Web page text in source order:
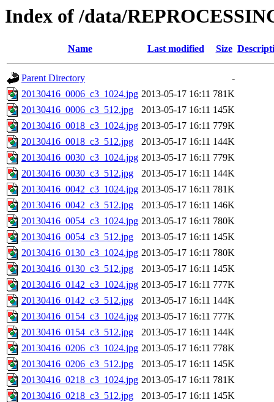
Index of /data/
Name Last modified Size
Parent Directory
-
20130416_0006_c3_1024.jpg 2013-05-17 16:11 781K
20130416_0006_c3_512.jpg
2013-05-17 16:11 145K
20130416_0018_c3_1024.jpg 2013-05-17 16:11 779K
20130416_0018_c3_512.jpg
2013-05-17 16:11 144K
20130416_0030_c3_1024.jpg 2013-05-17 16:11 779K
20130416_0030_c3_512.jpg
2013-05-17 16:11 144K
20130416_0042_c3_1024.jpg 2013-05-17 16:11 781K
20130416_0042_c3_512.jpg
2013-05-17 16:11 146K
20130416_0054_c3_1024.jpg 2013-05-17 16:11 780K
20130416_0054_c3_512.jpg
2013-05-17 16:11 145K
20130416_0130_c3_1024.jpg 2013-05-17 16:11 780K
20130416_0130_c3_512.jpg
2013-05-17 16:11 145K
20130416_0142_c3_1024.jpg 2013-05-17 16:11 777K
20130416_0142_c3_512.jpg
2013-05-17 16:11 144K
20130416_0154_c3_1024.jpg 2013-05-17 16:11 777K
20130416_0154_c3_512.jpg
2013-05-17 16:11 144K
20130416_0206_c3_1024.jpg 2013-05-17 16:11 778K
20130416_0206_c3_512.jpg
2013-05-17 16:11 145K
20130416_0218_c3_1024.jpg 2013-05-17 16:11 781K
20130416_0218_c3_512.jpg
2013-05-17 16:11 145K